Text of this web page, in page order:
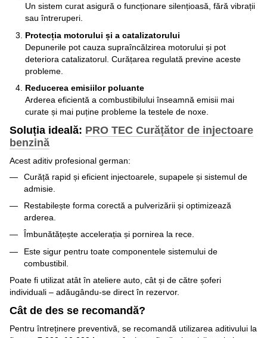
Un sistem curat asigură o funcționare silențioasă, fără vibrații
sau întreruperi.
Protecția motorului și a catalizatorului
Depunerile pot cauza supraîncălzirea motorului și pot
deteriora catalizatorul. Curățarea regulată previne aceste
probleme.
Reducerea emisiilor poluante
Arderea eficientă a combustibilului înseamnă emisii mai
curate și mai puține probleme la testele de noxe.
Soluția ideală: PRO TEC Curățător de injectoare
benzină
Acest aditiv profesional german:
Curăță rapid și eficient injectoarele, supapele și sistemul de
admisie.
Restabilește forma corectă a pulverizării și optimizează
arderea.
Îmbunătățește accelerația și pornirea la rece.
Este sigur pentru toate componentele sistemului de
combustibil.
Poate fi utilizat atât în ateliere auto, cât și de către șoferi
individuali – adăugându-se direct în rezervor.
Cât de des se recomandă?
Pentru întreținere preventivă, se recomandă utilizarea aditivului la